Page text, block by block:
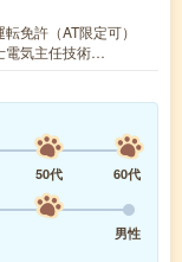
免許（AT限定可）
電気主任技術…
50代
60代
男性